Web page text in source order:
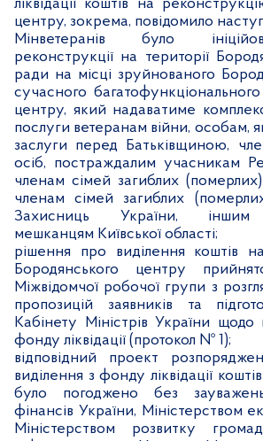
ліквідації коштів на
центру, зокрема, повідомило
Мінветеранів було
реконструкції на території
ради на місці зруйнованого
сучасного багатофункціонального
центру, який надаватиме
послуги ветеранам війни, особам,
заслуги перед Батьківщиною,
осіб, постраждалим учасникам
членам сімей загиблих (померлих)
членам сімей загиблих
Захисниць України, іншим
мешканцям Київської області;
рішення про виділення коштів
Бородянського центру
Міжвідомчої робочої групи з
пропозицій заявників та
Кабінету Міністрів України щодо
фонду ліквідації (протокол № 1);
відповідний проект
виділення з фонду ліквідації
було погоджено без
фінансів України, Міністерством
Міністерством розвитку